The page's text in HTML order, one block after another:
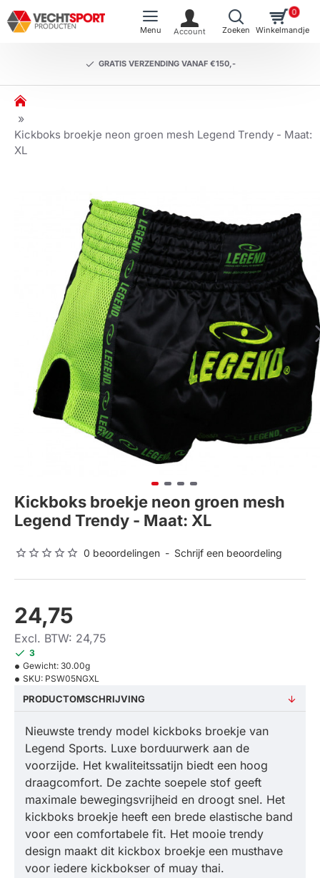
GRATIS VERZENDING VANAF €150,-
0
h
m
Kickboks broekje neon groen mesh Legend Trendy - Maat:
XL
Kickboks broekje neon groen mesh
Legend Trendy - Maat: XL
0 beoordelingen - Schrijf een beoordeling
24,75
Excl. BTW: 24,75
3
Gewicht: 30.00g
SKU: PSW05NGXL
PRODUCTOMSCHRIJVING
Nieuwste trendy model kickboks broekje van
Legend Sports. Luxe borduurwerk aan de
voorzijde. Het kwaliteitssatijn biedt een hoog
draagcomfort. De zachte soepele stof geeft
maximale bewegingsvrijheid en droogt snel. Het
kickboks broekje heeft een brede elastische band
voor een comfortabele fit. Het mooie trendy
design maakt dit kickbox broekje een musthave
voor iedere kickbokser of muay thai.